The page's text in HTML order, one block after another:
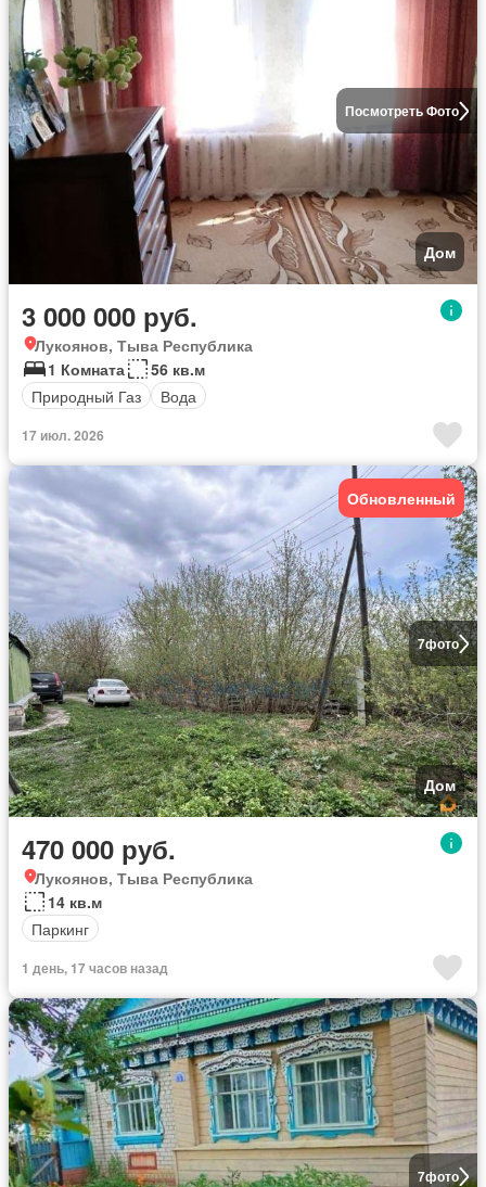
Посмотреть Фото
Дом
3 000 000 руб.
Лукоянов, Тыва Республика
1 Комната
56 кв.м
Природный Газ
Вода
17 июл. 2026
7фото
Обновленный
Дом
470 000 руб.
Лукоянов, Тыва Республика
14 кв.м
Паркинг
1 день, 17 часов назад
7фото